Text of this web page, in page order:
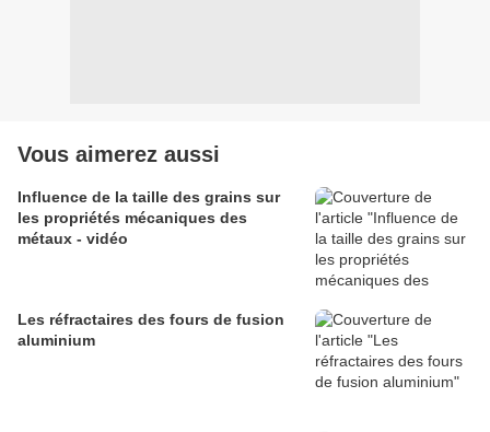
Vous aimerez aussi
Influence de la taille des grains sur
les propriétés mécaniques des
métaux - vidéo
Les réfractaires des fours de fusion
aluminium